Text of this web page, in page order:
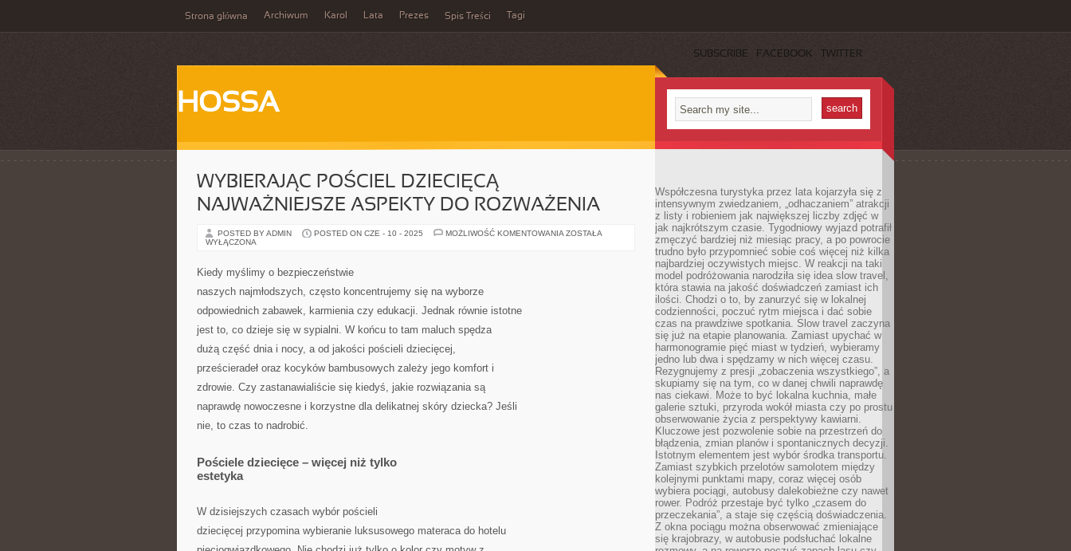
Strona główna Archiwum Karol Lata Prezes Spis Treści Tagi
SUBSCRIBE FACEBOOK TWITTER
HOSSA
WYBIERAJĄC POŚCIEL DZIECIĘCĄ –
NAJWAŻNIEJSZE ASPEKTY DO ROZWAŻENIA
POSTED BY ADMIN POSTED ON CZE - 10 - 2025 MOŻLIWOŚĆ KOMENTOWANIA WYBIERAJĄC
ZOSTAŁA
WYŁĄCZONA
Kiedy myślimy o bezpieczeństwie
naszych najmłodszych, często koncentrujemy się na wyborze
odpowiednich zabawek, karmienia czy edukacji. Jednak równie istotne
jest to, co dzieje się w sypialni. W końcu to tam maluch spędza
dużą część dnia i nocy, a od jakości pościeli dziecięcej,
prześcieradeł oraz kocyków bambusowych zależy jego komfort i
zdrowie. Czy zastanawialiście się kiedyś, jakie rozwiązania są
naprawdę nowoczesne i korzystne dla delikatnej skóry dziecka? Jeśli
nie, to czas to nadrobić.
Pościele dziecięce – więcej niż tylko
estetyka
W dzisiejszych czasach wybór pościeli
dziecięcej przypomina wybieranie luksusowego materaca do hotelu
Współczesna turystyka przez lata kojarzyła się z
intensywnym zwiedzaniem, „odhaczaniem” atrakcji
z listy i robieniem jak największej liczby zdjęć w
jak najkrótszym czasie. Tygodniowy wyjazd potrafił
zmęczyć bardziej niż miesiąc pracy, a po powrocie
trudno było przypomnieć sobie coś więcej niż kilka
najbardziej oczywistych miejsc. W reakcji na taki
model podróżowania narodziła się idea slow travel,
która stawia na jakość doświadczeń zamiast ich
ilości. Chodzi o to, by zanurzyć się w lokalnej
codzienności, poczuć rytm miejsca i dać sobie
czas na prawdziwe spotkania. Slow travel zaczyna
się już na etapie planowania. Zamiast upychać w
harmonogramie pięć miast w tydzień, wybieramy
jedno lub dwa i spędzamy w nich więcej czasu.
Rezygnujemy z presji „zobaczenia wszystkiego”, a
skupiamy się na tym, co w danej chwili naprawdę
nas ciekawi. Może to być lokalna kuchnia, małe
galerie sztuki, przyroda wokół miasta czy po prostu
obserwowanie życia z perspektywy kawiarni.
Kluczowe jest pozwolenie sobie na przestrzeń do
błądzenia, zmian planów i spontanicznych decyzji.
Istotnym elementem jest wybór środka transportu.
Zamiast szybkich przelotów samolotem między
kolejnymi punktami mapy, coraz więcej osób
wybiera pociągi, autobusy dalekobieżne czy nawet
rower. Podróż przestaje być tylko „czasem do
przeczekania”, a staje się częścią doświadczenia.
Z okna pociągu można obserwować zmieniające
się krajobrazy, w autobusie podsłuchać lokalne